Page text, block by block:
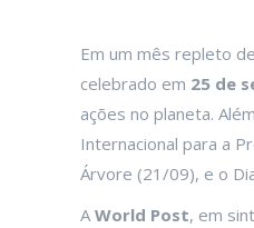
Em um mês repleto
celebrado em 25 de
ações no planeta.
Internacional para a
Árvore (21/09), e o
AWorld Post, em